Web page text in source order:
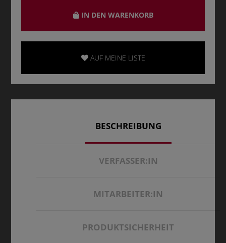
IN DEN WARENKORB
AUF MEINE LISTE
BESCHREIBUNG
VERFASSER:IN
MITARBEITER:IN
PRODUKTSICHERHEIT